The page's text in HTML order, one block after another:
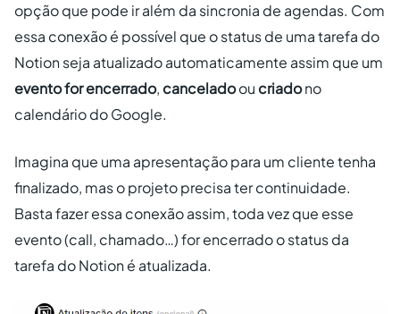
opção que pode ir além da sincronia de agendas. Com
essa conexão é possível que o status de uma tarefa do
Notion seja atualizado automaticamente assim que um
evento for encerrado, canceladoou criadono
calendário do Google.
Imagina que uma apresentação para um cliente tenha
finalizado, mas o projeto precisa ter continuidade.
Basta fazer essa conexão assim, toda vez que esse
evento (call, chamado…) for encerrado o status da
tarefa do Notion é atualizada.